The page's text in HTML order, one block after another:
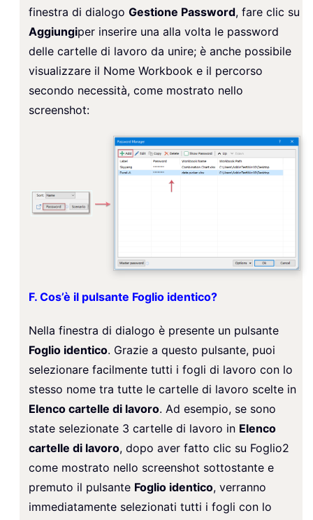
finestra di dialogo Gestione Password, fare clic su
Aggiungiper inserire una alla volta le password
delle cartelle di lavoro da unire; è anche possibile
visualizzare il Nome Workbook e il percorso
secondo necessità, come mostrato nello
screenshot:
F. Cos’è il pulsante Foglio identico?
Nella finestra di dialogo è presente un pulsante
Foglio identico. Grazie a questo pulsante, puoi
selezionare facilmente tutti i fogli di lavoro con lo
stesso nome tra tutte le cartelle di lavoro scelte in
Elenco cartelle di lavoro. Ad esempio, se sono
state selezionate 3 cartelle di lavoro in Elenco
cartelle di lavoro, dopo aver fatto clic su Foglio2
come mostrato nello screenshot sottostante e
premuto il pulsante Foglio identico, verranno
immediatamente selezionati tutti i fogli con lo